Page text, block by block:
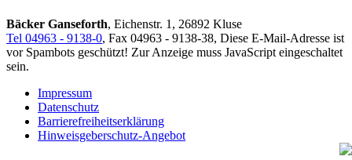
Bäcker Ganseforth, Eichenstr. 1, 26892 Kluse
Tel 04963 - 9138-0, Fax 04963 - 9138-38, Diese E-Mail-Adresse ist
vor Spambots geschützt! Zur Anzeige muss JavaScript eingeschaltet
sein.
Impressum
Datenschutz
Barrierefreiheitserklärung
Hinweisgeberschutz-Angebot